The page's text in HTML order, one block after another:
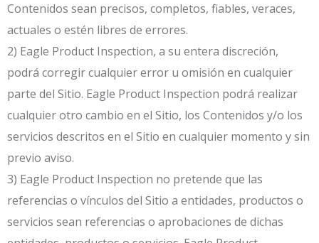
Contenidos sean precisos, completos, fiables, veraces,
actuales o estén libres de errores.
2) Eagle Product Inspection, a su entera discreción,
podrá corregir cualquier error u omisión en cualquier
parte del Sitio. Eagle Product Inspection podrá realizar
cualquier otro cambio en el Sitio, los Contenidos y/o los
servicios descritos en el Sitio en cualquier momento y sin
previo aviso.
3) Eagle Product Inspection no pretende que las
referencias o vínculos del Sitio a entidades, productos o
servicios sean referencias o aprobaciones de dichas